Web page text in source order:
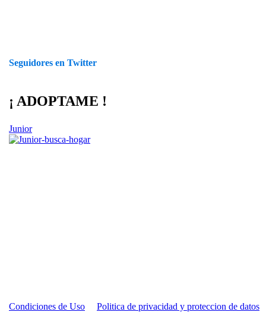
Seguidores en Twitter
¡ ADOPTAME !
Junior
Condiciones de Uso Politica de privacidad y proteccion de datos